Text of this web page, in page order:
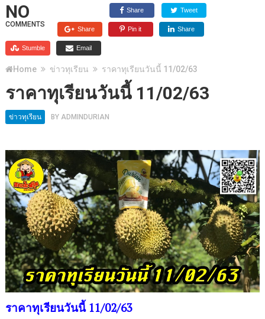
NO
COMMENTS
Share Tweet
Share Pin it Share
Stumble Email
Home ข่าวทุเรียน ราคาทุเรียนวันนี้ 11/02/63
ราคาทุเรียนวันนี้ 11/02/63
ข่าวทุเรียน BY ADMINDURIAN
ราคาทุเรียนวันนี้ 11/02/63